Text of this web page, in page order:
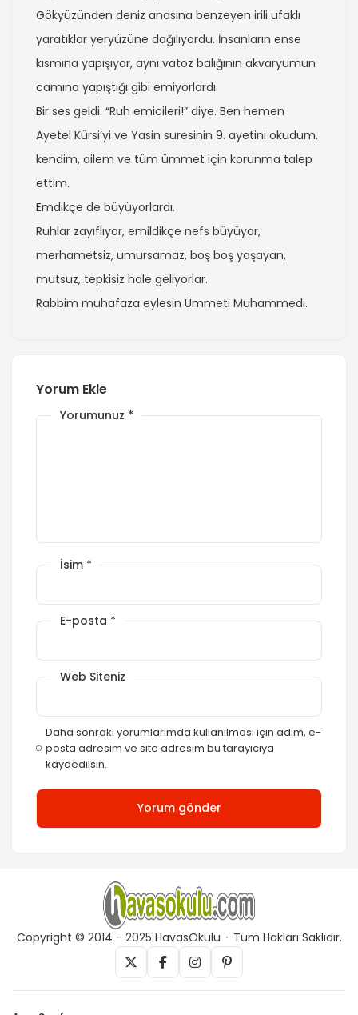
Gökyüzünden deniz anasına benzeyen irili ufaklı
yaratıklar yeryüzüne dağılıyordu. İnsanların ense
kısmına yapışıyor, aynı vatoz balığının akvaryumun
camına yapıştığı gibi emiyorlardı.
Bir ses geldi: “Ruh emicileri!” diye. Ben hemen
Ayetel Kürsi’yi ve Yasin suresinin 9. ayetini okudum,
kendim, ailem ve tüm ümmet için korunma talep
ettim.
Emdikçe de büyüyorlardı.
Ruhlar zayıflıyor, emildikçe nefs büyüyor,
merhametsiz, umursamaz, boş boş yaşayan,
mutsuz, tepkisiz hale geliyorlar.
Rabbim muhafaza eylesin Ümmeti Muhammedi.
Yorum Ekle
Yorumunuz *
İsim *
E-posta *
Web Siteniz
Daha sonraki yorumlarımda kullanılması için adım, e-
posta adresim ve site adresim bu tarayıcıya
kaydedilsin.
Copyright © 2014 - 2025 HavasOkulu - Tüm Hakları Saklıdır.